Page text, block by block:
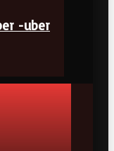
-uber